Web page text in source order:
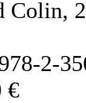
Colin,
2-
€